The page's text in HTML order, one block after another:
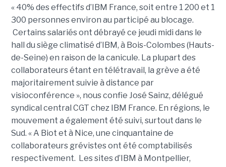
« 40% des effectifs d’IBM France, soit entre 1 200 et 1
300 personnes environ au participé au blocage.
Certains salariés ont débrayé ce jeudi midi dans le
hall du siège climatisé d’IBM, à Bois-Colombes (Hauts-
de-Seine) en raison de la canicule. La plupart des
collaborateurs étant en télétravail, la grève a été
majoritairement suivie à distance par
visioconférence », nous confie José Sainz, délégué
syndical central CGT chez IBM France. En régions, le
mouvement a également été suivi, surtout dans le
Sud. « A Biot et à Nice, une cinquantaine de
collaborateurs grévistes ont été comptabilisés
respectivement. Les sites d’IBM à Montpellier,